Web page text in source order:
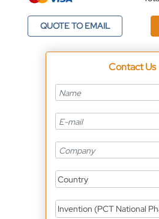
QUOTE TO EMAIL
Contact Us
Country
Invention (PCT National